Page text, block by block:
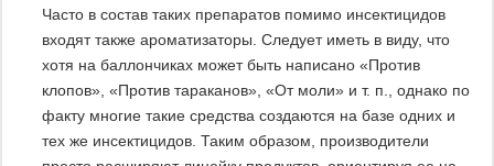
Часто в состав таких препаратов помимо инсектицидов
входят также ароматизаторы. Следует иметь в виду, что
хотя на баллончиках может быть написано «Против
клопов», «Против тараканов», «От моли» и т. п., однако по
факту многие такие средства создаются на базе одних и
тех же инсектицидов. Таким образом, производители